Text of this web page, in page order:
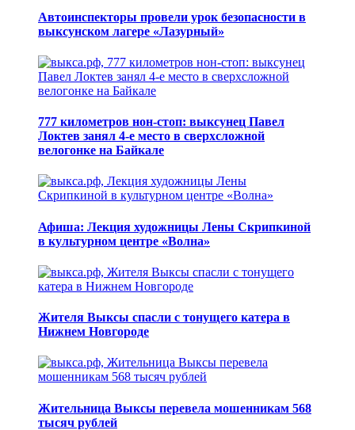
Автоинспекторы провели урок безопасности в
выксунском лагере «Лазурный»
777 километров нон-стоп: выксунец Павел
Локтев занял 4-е место в сверхсложной
велогонке на Байкале
Афиша: Лекция художницы Лены Скрипкиной
в культурном центре «Волна»
Жителя Выксы спасли с тонущего катера в
Нижнем Новгороде
Жительница Выксы перевела мошенникам 568
тысяч рублей